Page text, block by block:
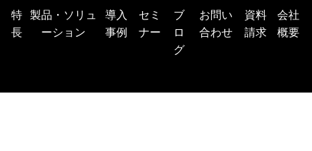
特
長
製品・ソリュ
ーション
導入
事例
セミ
ナー
ブ
ロ
グ
お問い
合わせ
資料
請求
会社
概要